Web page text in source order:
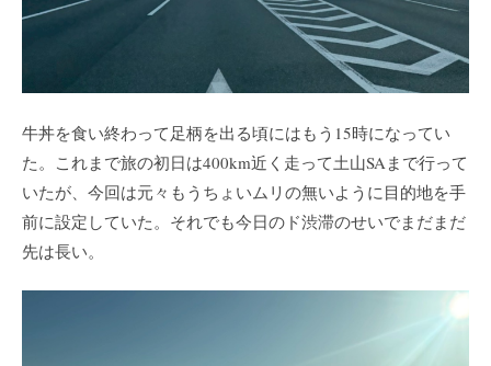
牛丼を食い終わって足柄を出る頃にはもう15時になってい
た。これまで旅の初日は400km近く走って土山SAまで行って
いたが、今回は元々もうちょいムリの無いように目的地を手
前に設定していた。それでも今日のド渋滞のせいでまだまだ
先は長い。